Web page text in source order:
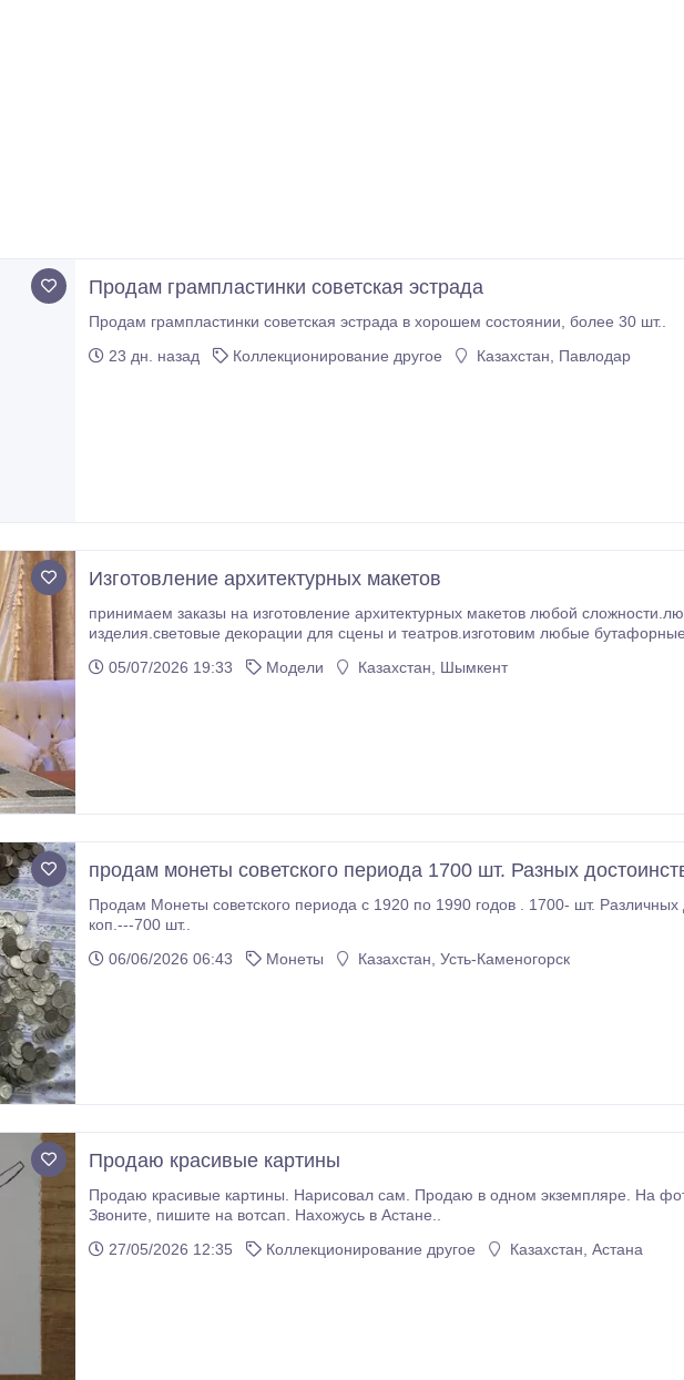
Продам грампластинки советская эстрада
Продам грампластинки советская эстрада в хорошем состоянии, более 30 шт..
23 дн. назад
Коллекционирование другое Казахстан, Павлодар
Изготовление архитектурных макетов
принимаем заказы на изготовление архитектурных макетов любой
изделия.световые декорации для сцены и театров.изготовим любые бутафорные
05/07/2026 19:33
Модели Казахстан, Шымкент
продам монеты советского периода 1700 шт. Разных
Продам Монеты советского периода с 1920 по 1990 годов . 1700- шт. Различных достоинств. 1 коп - 340 шт. 2 коп.- 600 шт. 10
коп.---700 шт..
06/06/2026 06:43
Монеты Казахстан, Усть-Каменогорск
Продаю красивые картины
Продаю красивые картины. Нарисовал сам. Продаю в одном экземпляре. На
Звоните, пишите на вотсап. Нахожусь в Астане..
27/05/2026 12:35
Коллекционирование другое Казахстан, Астана